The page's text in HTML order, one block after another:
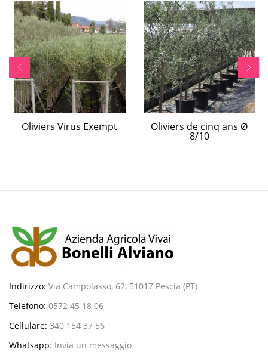
Oliviers Virus Exempt Oliviers de cinq ans Ø
8/10
Indirizzo: Via Campolasso, 62, 51017 Pescia (PT)
Telefono: 0572 45 18 06
Cellulare: 340 154 37 56
Whatsapp: Invia un messaggio